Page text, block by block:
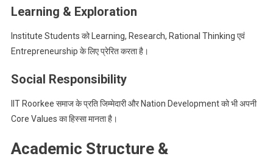
Learning & Exploration
Institute Students को Learning, Research, Rational Thinking एवं
Entrepreneurship के लिए प्रेरित करता है।
Social Responsibility
IIT Roorkee समाज के प्रति जिम्मेदारी और Nation Development को भी अपनी
Core Values का हिस्सा मानता है।
Academic Structure &